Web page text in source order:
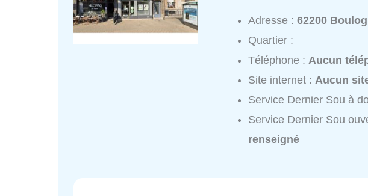
Adresse :62200
Quartier :
Téléphone :Aucun
Site internet :Aucun
Service Dernier Sou à
Service Dernier Sou
renseigné